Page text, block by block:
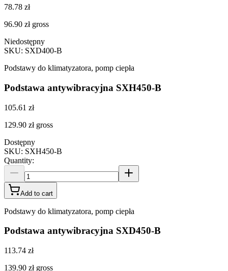
78.78 zł
96.90 zł gross
Niedostępny
SKU: SXD400-B
Podstawy do klimatyzatora, pomp ciepła
Podstawa antywibracyjna SXH450-B
105.61 zł
129.90 zł gross
Dostępny
SKU: SXH450-B
Quantity:
Add to cart
Podstawy do klimatyzatora, pomp ciepła
Podstawa antywibracyjna SXD450-B
113.74 zł
139.90 zł gross